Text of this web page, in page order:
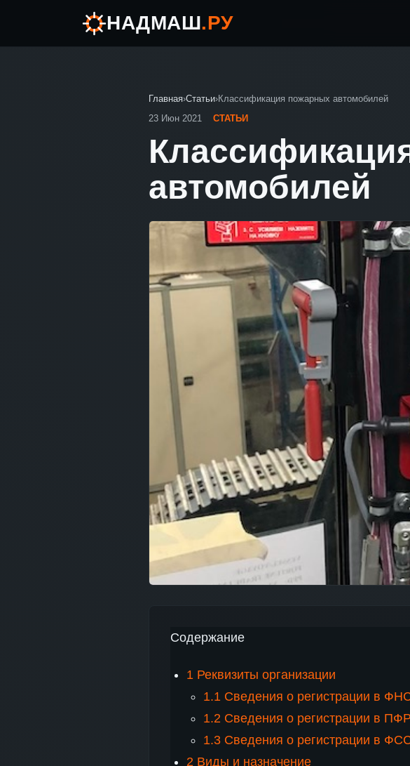
НАДМАШ.РУ
Главная›Статьи›Классификация пожарных автомобилей
23 Июн 2021
СТАТЬИ
автомобилей
Содержание
1 Реквизиты организации
1.1 Сведения о регистрации в
1.2 Сведения о регистрации в ПФР
1.3Сведения о регистрации в
2 Виды и назначение